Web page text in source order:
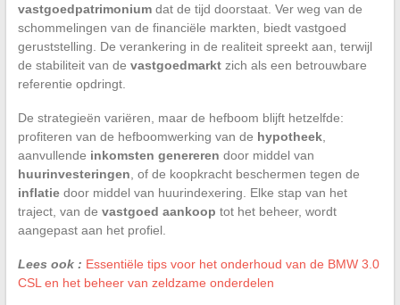
vastgoedpatrimoniumdat de tijd doorstaat. Ver weg van de
schommelingen van de financiële markten, biedt vastgoed
geruststelling. De verankering in de realiteit spreekt aan, terwijl
de stabiliteit van de vastgoedmarktzich als een betrouwbare
referentie opdringt.
De strategieën variëren, maar de hefboom blijft hetzelfde:
profiteren van de hefboomwerking van de hypotheek,
aanvullende inkomsten genereren door middel van
huurinvesteringen , of de koopkracht beschermen tegen de
inflatiedoor middel van huurindexering. Elke stap van het
traject, van de vastgoed aankoop tot het beheer, wordt
aangepast aan het profiel.
Lees ook : Essentiële tips voor het onderhoud van de BMW 3.0
CSL en het beheer van zeldzame onderdelen